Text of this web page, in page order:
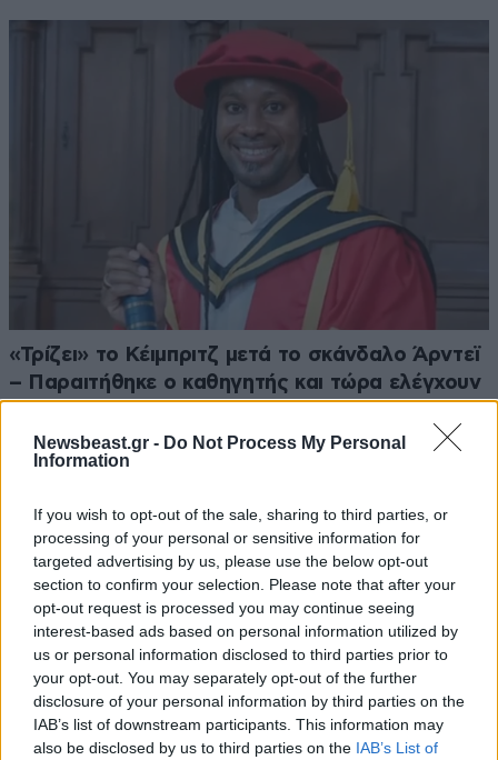
Newsbeast.gr - Do Not Process My Personal
Information
If you wish to opt-out of the sale, sharing to third parties, or
processing of your personal or sensitive information for
targeted advertising by us, please use the below opt-out
section to confirm your selection. Please note that after your
opt-out request is processed you may continue seeing
interest-based ads based on personal information utilized by
us or personal information disclosed to third parties prior to
your opt-out. You may separately opt-out of the further
disclosure of your personal information by third parties on the
IAB’s list of downstream participants. This information may
also be disclosed by us to third parties on the IAB’s List of
«Τρίζει» το Κέιμπριτζ μετά το σκάνδαλο Άρντεϊ
– Παραιτήθηκε ο καθηγητής και τώρα ελέγχουν